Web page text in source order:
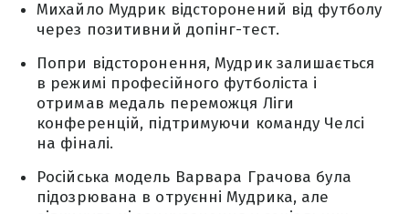
Михайло Мудрик відсторонений від футболу
через позитивний допінг-тест.
Попри відсторонення, Мудрик залишається
в режимі професійного футболіста і
отримав медаль переможця Ліги
конференцій, підтримуючи команду Челсі
на фіналі.
Російська модель Варвара Грачова була
підозрювана в отруєнні Мудрика, але